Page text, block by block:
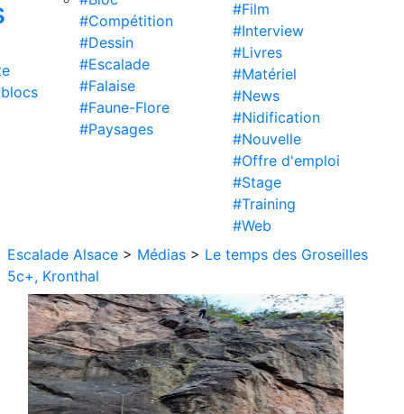
#Compétition
#Dessin
#Escalade
#Falaise
#Faune-Flore
#Paysages
#Film
#Interview
#Livres
#Matériel
#News
#Nidification
#Nouvelle
#Offre d'emploi
#Stage
#Training
#Web
Escalade Alsace > Médias > Le temps des Groseilles
5c+, Kronthal